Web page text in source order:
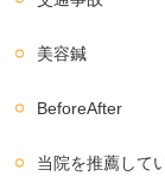
美容鍼
BeforeAfter
当院を推薦して